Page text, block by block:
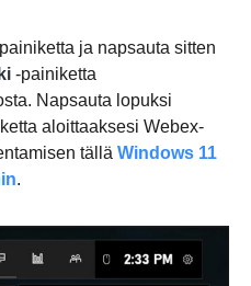
ja napsauta sitten
-painiketta
Napsauta lopuksi
aloittaaksesi Webex-
tällä Windows 11
.